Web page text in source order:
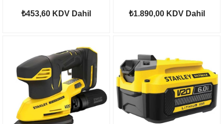
₺453,60 KDV Dahil ₺1.890,00 KDV Dahil